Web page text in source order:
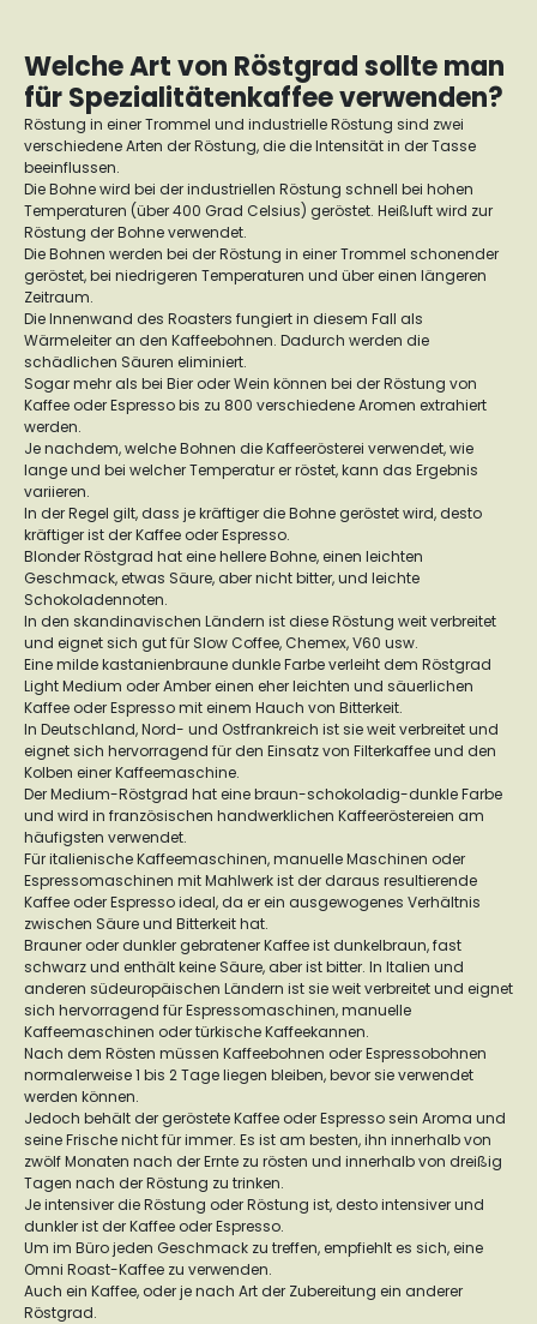
Welche Art von Röstgrad sollte man
für Spezialitätenkaffee verwenden?
Röstung in einer Trommel und industrielle Röstung sind zwei
verschiedene Arten der Röstung, die die Intensität in der Tasse
beeinflussen.
Die Bohne wird bei der industriellen Röstung schnell bei hohen
Temperaturen (über 400 Grad Celsius) geröstet. Heißluft wird zur
Röstung der Bohne verwendet.
Die Bohnen werden bei der Röstung in einer Trommel schonender
geröstet, bei niedrigeren Temperaturen und über einen längeren
Zeitraum.
Die Innenwand des Roasters fungiert in diesem Fall als
Wärmeleiter an den Kaffeebohnen. Dadurch werden die
schädlichen Säuren eliminiert.
Sogar mehr als bei Bier oder Wein können bei der Röstung von
Kaffee oder Espresso bis zu 800 verschiedene Aromen extrahiert
werden.
Je nachdem, welche Bohnen die Kaffeerösterei verwendet, wie
lange und bei welcher Temperatur er röstet, kann das Ergebnis
variieren.
In der Regel gilt, dass je kräftiger die Bohne geröstet wird, desto
kräftiger ist der Kaffee oder Espresso.
Blonder Röstgrad hat eine hellere Bohne, einen leichten
Geschmack, etwas Säure, aber nicht bitter, und leichte
Schokoladennoten.
In den skandinavischen Ländern ist diese Röstung weit verbreitet
und eignet sich gut für Slow Coffee, Chemex, V60 usw.
Eine milde kastanienbraune dunkle Farbe verleiht dem Röstgrad
Light Medium oder Amber einen eher leichten und säuerlichen
Kaffee oder Espresso mit einem Hauch von Bitterkeit.
In Deutschland, Nord- und Ostfrankreich ist sie weit verbreitet und
eignet sich hervorragend für den Einsatz von Filterkaffee und den
Kolben einer Kaffeemaschine.
Der Medium-Röstgrad hat eine braun-schokoladig-dunkle Farbe
und wird in französischen handwerklichen Kaffeeröstereien am
häufigsten verwendet.
Für italienische Kaffeemaschinen, manuelle Maschinen oder
Espressomaschinen mit Mahlwerk ist der daraus resultierende
Kaffee oder Espresso ideal, da er ein ausgewogenes Verhältnis
zwischen Säure und Bitterkeit hat.
Brauner oder dunkler gebratener Kaffee ist dunkelbraun, fast
schwarz und enthält keine Säure, aber ist bitter. In Italien und
anderen südeuropäischen Ländern ist sie weit verbreitet und eignet
sich hervorragend für Espressomaschinen, manuelle
Kaffeemaschinen oder türkische Kaffeekannen.
Nach dem Rösten müssen Kaffeebohnen oder Espressobohnen
normalerweise 1 bis 2 Tage liegen bleiben, bevor sie verwendet
werden können.
Jedoch behält der geröstete Kaffee oder Espresso sein Aroma und
seine Frische nicht für immer. Es ist am besten, ihn innerhalb von
zwölf Monaten nach der Ernte zu rösten und innerhalb von dreißig
Tagen nach der Röstung zu trinken.
Je intensiver die Röstung oder Röstung ist, desto intensiver und
dunkler ist der Kaffee oder Espresso.
Um im Büro jeden Geschmack zu treffen, empfiehlt es sich, eine
Omni Roast-Kaffee zu verwenden.
Auch ein Kaffee, oder je nach Art der Zubereitung ein anderer
Röstgrad.